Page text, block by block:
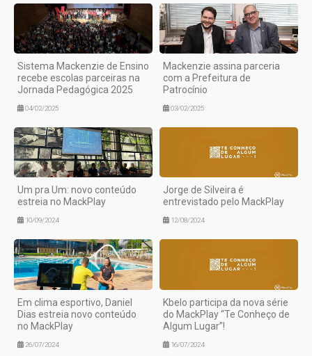
Sistema Mackenzie de Ensino
recebe escolas parceiras na
Jornada Pedagógica 2025
04/02/2025
Mackenzie assina parceria
com a Prefeitura de
Patrocínio
03/02/2025
Um pra Um: novo conteúdo
estreia no MackPlay
10/09/2024
Jorge de Silveira é
entrevistado pelo MackPlay
12/08/2024
Em clima esportivo, Daniel
Dias estreia novo conteúdo
no MackPlay
26/07/2024
Kbelo participa da nova série
do MackPlay “Te Conheço de
Algum Lugar”!
16/07/2024